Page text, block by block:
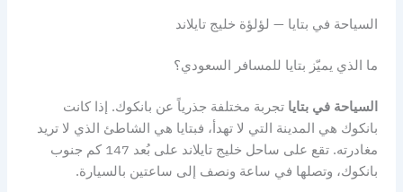
السياحة في بتايا — لؤلؤة خليج تايلاند
ما الذي يميّز بتايا للمسافر السعودي؟
السياحة في بتايا تجربة مختلفة جذرياً عن بانكوك. إذا كانت
بانكوك هي المدينة التي لا تهدأ، فبتايا هي الشاطئ الذي لا تريد
مغادرته. تقع على ساحل خليج تايلاند على بُعد 147 كم جنوب
بانكوك، وتصلها في ساعة ونصف إلى ساعتين بالسيارة.